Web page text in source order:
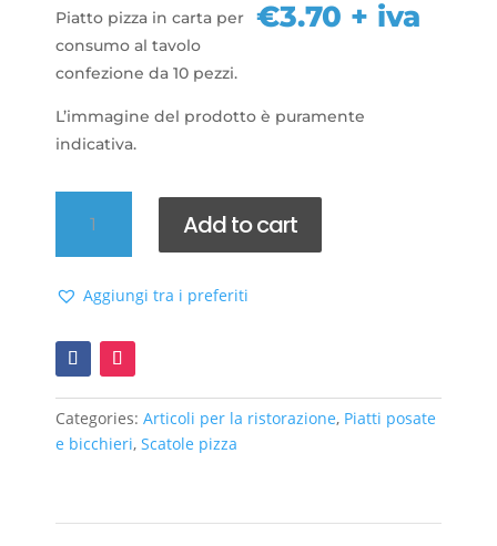
€3.70 + iva
Piatto pizza in carta per
consumo al tavolo
confezione da 10 pezzi.
L’immagine del prodotto è puramente
indicativa.
pizza
in
quantity
Add to cart
Aggiungi tra i preferiti
Categories: Articoli per la ristorazione, Piatti posate
e bicchieri, Scatole pizza